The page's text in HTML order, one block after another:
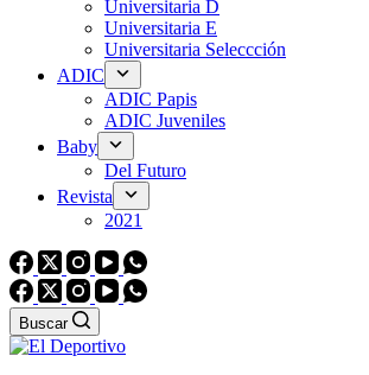
Universitaria D
Universitaria E
Universitaria Seleccción
ADIC
ADIC Papis
ADIC Juveniles
Baby
Del Futuro
Revista
2021
Buscar